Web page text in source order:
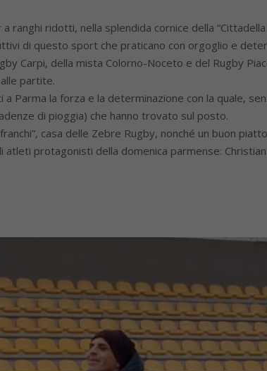
ranghi ridotti, nella splendida cornice della
di questo sport che praticano con orgoglio e
Carpi, della mista Colorno-Noceto e del Rugby
partite.
Parma la forza e la determinazione con la quale,
di pioggia) che hanno trovato sul posto.
casa delle Zebre Rugby, nonché un buon
protagonisti della domenica parmense: